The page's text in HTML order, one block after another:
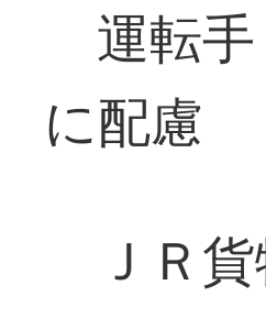
運転
に配慮
ＪＲ貨